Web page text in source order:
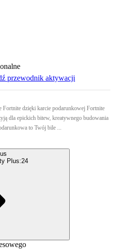
przewodnik aktywacji
dzięki karcie podarunkowej Fortnite
dla epickich bitew, kreatywnego budowania
to Twój bile ...
Plus:24